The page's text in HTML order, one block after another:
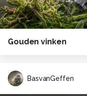
Gouden vinken
BasvanGeffen